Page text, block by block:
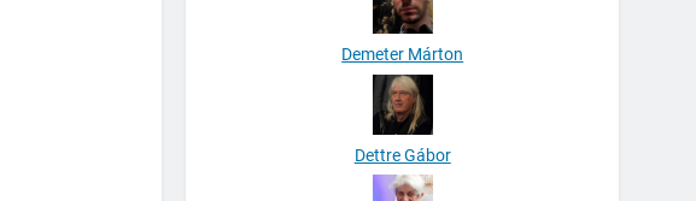
Demeter Márton
Dettre Gábor